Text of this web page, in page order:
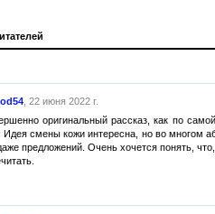
, 22 июня 2022 г.
оригинальный рассказ, как по
Идея смены кожи интересна, но во многом
предложений. Очень хочется понять,